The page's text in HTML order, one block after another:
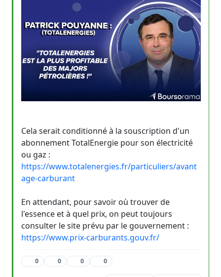
Cela serait conditionné à la souscription d'un
abonnement TotalEnergie pour son électricité
ou gaz :
https://www.totalenergies.fr/particuliers/avant
age-carburant
En attendant, pour savoir où trouver de
l'essence et à quel prix, on peut toujours
consulter le site prévu par le gouvernement :
https://www.prix-carburants.gouv.fr/
0 0 0 0